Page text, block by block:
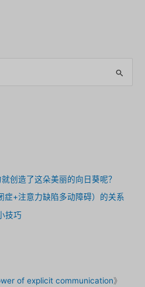
创造了这朵美丽的向日葵呢？
症+注意力缺陷多动障碍）的关系
技巧
of explicit communication》